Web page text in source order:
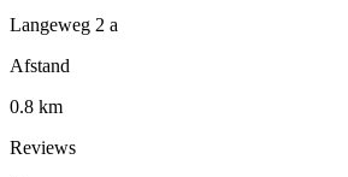
Langeweg 2 a
Afstand
0.8 km
Reviews